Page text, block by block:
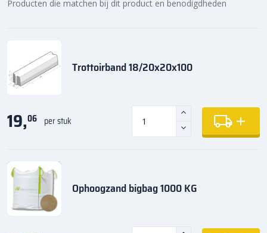
Producten die matchen bij dit product en benodigdheden
Trottoirband 18/20x20x100
19,06 per stuk
Ophoogzand bigbag 1000 KG